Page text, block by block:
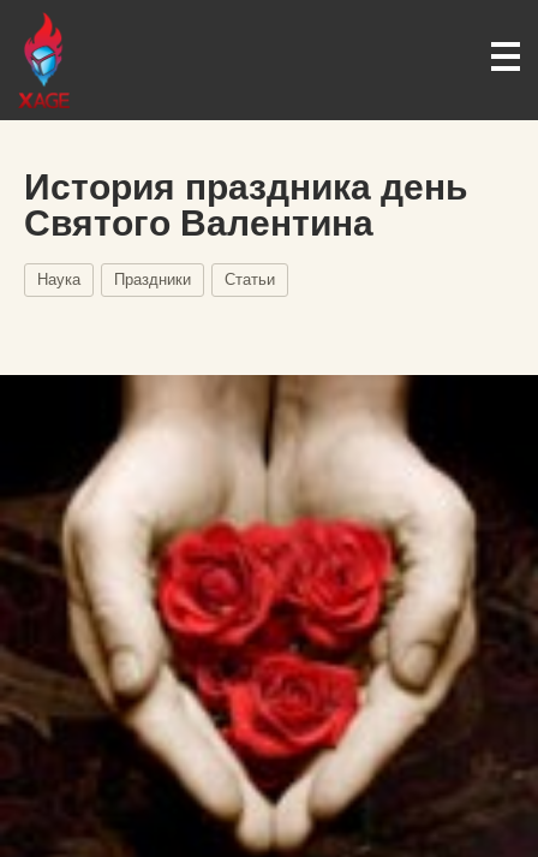
История праздника день
Святого Валентина
Наука Праздники Статьи